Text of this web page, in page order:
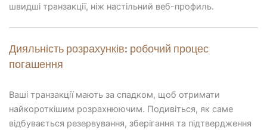
швидші транзакції, ніж настільний веб-профиль.
Дияльність розрахунків: робочий процес
погашення
Ваші транзакції мають за спадком, щоб отримати
найкороткішим розрахнюючим. Подивіться, як саме
відбувається резервування, зберігання та підтвердження